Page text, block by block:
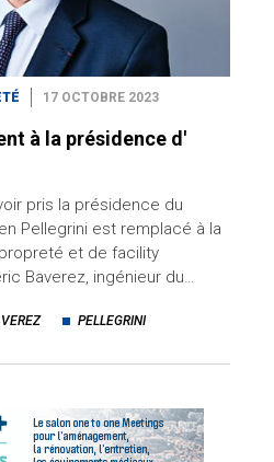
17 OCTOBRE 2023
à la présidence d'
pris la présidence du
Pellegrini est remplacé à la
et de facility
Baverez, ingénieur du…
PELLEGRINI